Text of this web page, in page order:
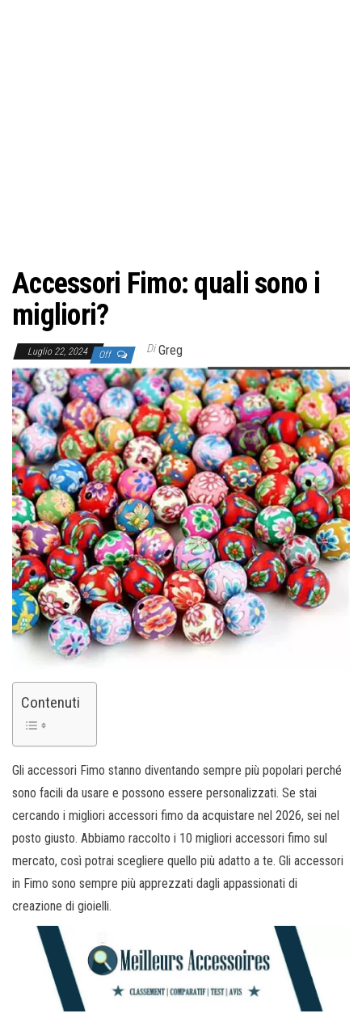
Accessori Fimo: quali sono i
migliori?
Luglio 22, 2024 Off Di Greg
Contenuti
Gli accessori Fimo stanno diventando sempre più popolari perché
sono facili da usare e possono essere personalizzati. Se stai
cercando i migliori accessori fimo da acquistare nel 2026, sei nel
posto giusto. Abbiamo raccolto i 10 migliori accessori fimo sul
mercato, così potrai scegliere quello più adatto a te. Gli accessori
in Fimo sono sempre più apprezzati dagli appassionati di
creazione di gioielli.